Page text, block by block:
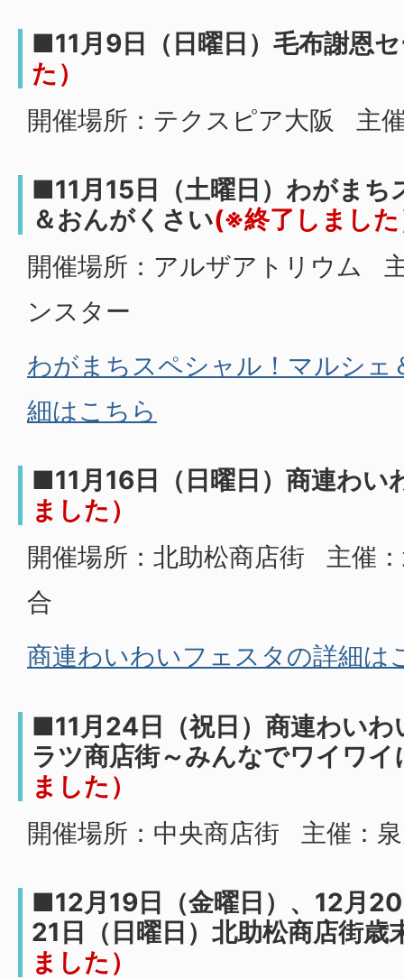
■11月9日（日曜日）毛布謝恩
た）
開催場所：テクスピア大阪 主
■11月15日（土曜日）わがまち
＆おんがくさい(※終了しまし
開催場所：アルザアトリウム
ンスター
わがまちスペシャル！マルシェ
細はこちら
■11月16日（日曜日）商連わい
ました）
開催場所：北助松商店街 主催
合
商連わいわいフェスタの詳細は
■11月24日（祝日）商連わい
ラツ商店街～みんなでワイワ
ました）
開催場所：中央商店街 主催：
■12月19日（金曜日）、12月
21日（日曜日）北助松商店街歳
ました）